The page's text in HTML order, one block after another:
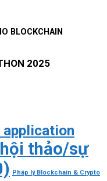
BLOCKCHAIN
2025
hội thảo/sự
Pháp lý Blockchain & Crypto